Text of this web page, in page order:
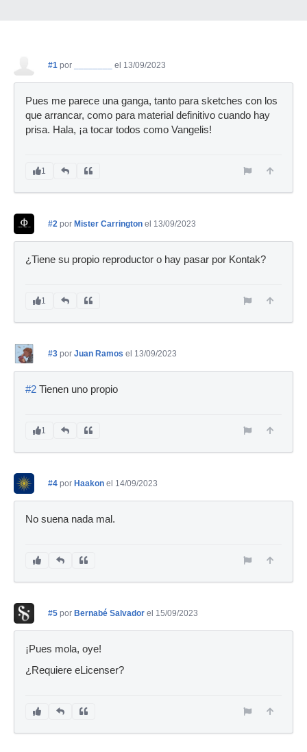
#1 por el 13/09/2023
Pues me parece una ganga, tanto para sketches con los
que arrancar, como para material definitivo cuando hay
prisa. Hala, ¡a tocar todos como Vangelis!
1
#2 por Mister Carrington el 13/09/2023
¿Tiene su propio reproductor o hay pasar por Kontak?
1
#3 por Juan Ramos el 13/09/2023
#2 Tienen uno propio
1
#4 por Haakon el 14/09/2023
No suena nada mal.
#5 por Bernabé Salvador el 15/09/2023
¡Pues mola, oye!
¿Requiere eLicenser?